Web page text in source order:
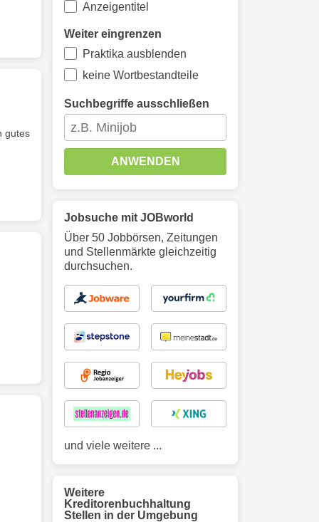
gutes
Anzeigentitel
Weiter eingrenzen
Praktika ausblenden
keine Wortbestandteile
Suchbegriffe ausschließen
ANWENDEN
Jobsuche mit JOBworld
Über 50 Jobbörsen, Zeitungen
und Stellenmärkte gleichzeitig
durchsuchen.
und viele weitere ...
Weitere
Kreditorenbuchhaltung
Stellen in der Umgebung